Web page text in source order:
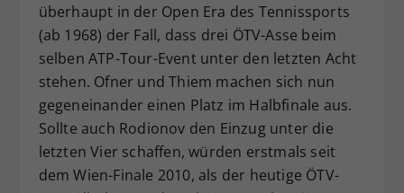
überhaupt in der Open Era des Tennissports
(ab 1968) der Fall, dass drei ÖTV-Asse beim
selben ATP-Tour-Event unter den letzten Acht
stehen. Ofner und Thiem machen sich nun
gegeneinander einen Platz im Halbfinale aus.
Sollte auch Rodionov den Einzug unter die
letzten Vier schaffen, würden erstmals seit
dem Wien-Finale 2010, als der heutige ÖTV-